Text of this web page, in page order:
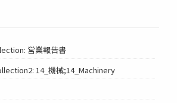
営業報告書
14_機械;14_Machinery